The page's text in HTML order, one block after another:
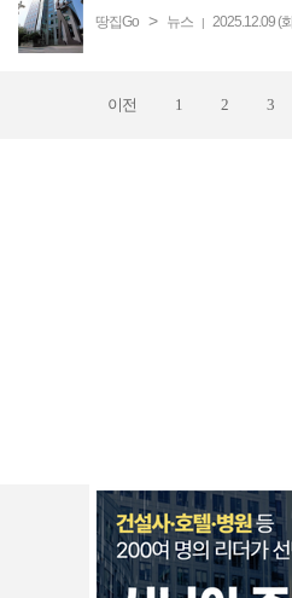
9일 흥국생명은 입장문을 통
땅집Go > 뉴스 | 2025.12.09 (
이전 1 2 3